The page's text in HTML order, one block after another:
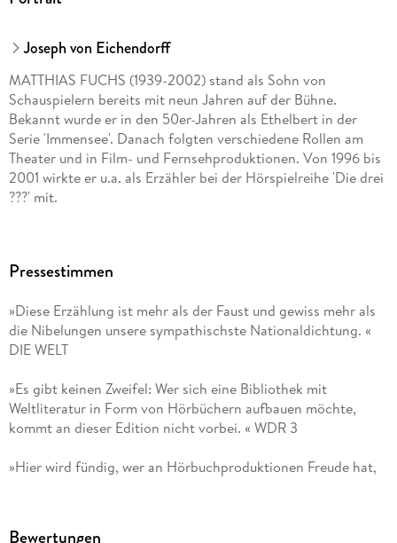
Joseph von Eichendorff
MATTHIAS FUCHS (1939-2002) stand als Sohn von
Schauspielern bereits mit neun Jahren auf der Bühne.
Bekannt wurde er in den 50er-Jahren als Ethelbert in der
Serie 'Immensee'. Danach folgten verschiedene Rollen am
Theater und in Film- und Fernsehproduktionen. Von 1996 bis
2001 wirkte er u.a. als Erzähler bei der Hörspielreihe 'Die drei
???' mit.
Pressestimmen
»Diese Erzählung ist mehr als der Faust und gewiss mehr als
die Nibelungen unsere sympathischste Nationaldichtung. «
DIE WELT
»Es gibt keinen Zweifel: Wer sich eine Bibliothek mit
Weltliteratur in Form von Hörbüchern aufbauen möchte,
kommt an dieser Edition nicht vorbei. « WDR 3
»Hier wird fündig, wer an Hörbuchproduktionen Freude hat,
Bewertungen